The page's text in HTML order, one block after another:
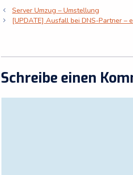
Server Umzug – Umstellung
[UPDATE] Ausfall bei DNS-Partner –
Schreibe einen